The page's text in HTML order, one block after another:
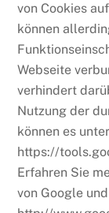
von Cookies
können
Webseite
verhindert
Nutzung der
können es
https://
Erfahren Sie
von Google